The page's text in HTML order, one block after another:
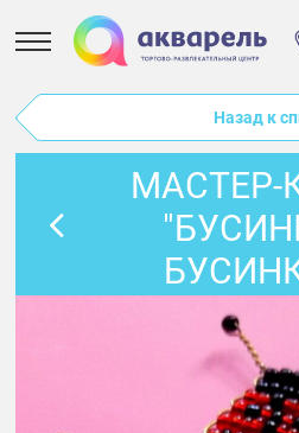
Назад к
МАСТЕР-